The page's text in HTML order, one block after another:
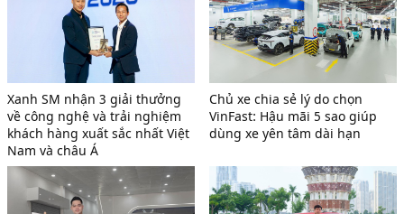
Xanh SM nhận 3 giải thưởng
về công nghệ và trải nghiệm
khách hàng xuất sắc nhất Việt
Nam và châu Á
Chủ xe chia sẻ lý do chọn
VinFast: Hậu mãi 5 sao giúp
dùng xe yên tâm dài hạn